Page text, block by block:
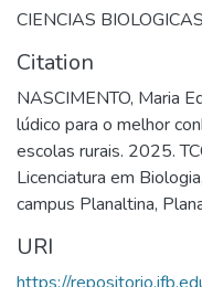
CIENCIAS BIOLOGICAS
Citation
NASCIMENTO, Maria
lúdico para o melhor
escolas rurais. 2025.
Licenciatura em
campus Planaltina,
URI